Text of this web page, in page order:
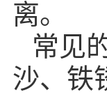
离。
常见
沙、铁